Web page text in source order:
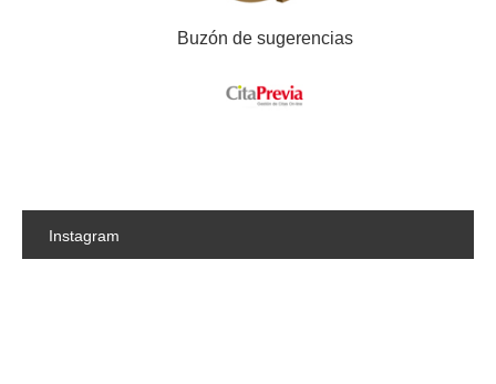
Buzón de sugerencias
Instagram